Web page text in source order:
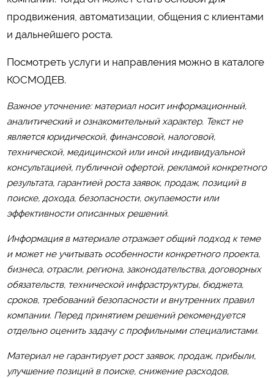
продвижения, автоматизации, общения с клиентами
и дальнейшего роста.
Посмотреть услуги и направления можно в каталоге
КОСМОДЕВ.
Важное уточнение: материал носит информационный,
аналитический и ознакомительный характер. Текст не
является юридической, финансовой, налоговой,
технической, медицинской или иной индивидуальной
консультацией, публичной офертой, рекламой конкретного
результата, гарантией роста заявок, продаж, позиций в
поиске, дохода, безопасности, окупаемости или
эффективности описанных решений.
Информация в материале отражает общий подход к теме
и может не учитывать особенности конкретного проекта,
бизнеса, отрасли, региона, законодательства, договорных
обязательств, технической инфраструктуры, бюджета,
сроков, требований безопасности и внутренних правил
компании. Перед принятием решений рекомендуется
отдельно оценить задачу с профильными специалистами.
Материал не гарантирует рост заявок, продаж, прибыли,
улучшение позиций в поиске, снижение расходов,